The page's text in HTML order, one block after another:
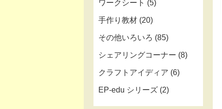
ワークシート (5)
手作り教材 (20)
その他いろいろ (85)
シェアリングコーナー (8)
クラフトアイディア (6)
EP-edu シリーズ (2)